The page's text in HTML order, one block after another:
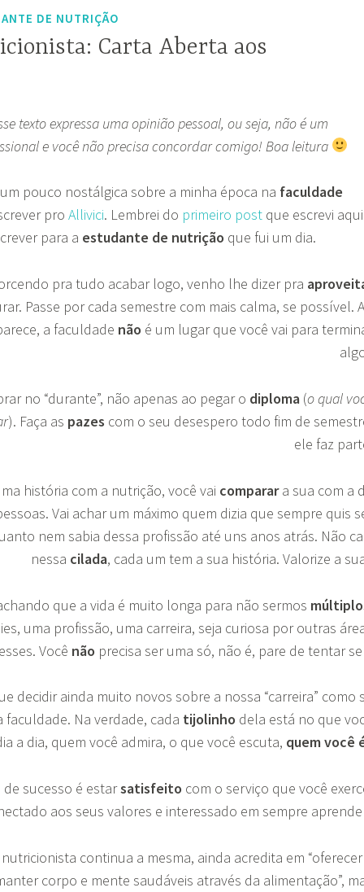
DE NUTRIÇÃO
Carta Aberta aos
texto expressa uma opinião pessoal, ou seja, não é um
e você não precisa concordar comigo! Boa leitura
pouco nostálgica sobre a minha época na faculdade
pro Allivici. Lembrei do primeiro post que escrevi aqui
para a estudante de nutrição que fui um dia.
pra tudo acabar logo, venho lhe dizer pra
Passe por cada semestre com mais calma, se possível.
a faculdade não é um lugar que você vai para
no “durante”, não apenas ao pegar o diploma (o qual
). Faça as pazes com o seu desespero todo fim de
ele faz
história com a nutrição, você vai comparara sua com a
Vai achar um máximo quem dizia que sempre quis
nem sabia dessa profissão até uns anos atrás. Não
nessa cilada, cada um tem a sua história. Valorize a
que a vida é muito longa para não sermos
uma profissão, uma carreira, seja curiosa por outras
Você não precisa ser uma só, não é, pare de tentar
decidir ainda muito novos sobre a nossa “carreira” como
faculdade. Na verdade, cada tijolinho dela está no que
a dia, quem você admira, o que você escuta, quem você
de sucesso é estarsatisfeito com o serviço que você
aos seus valores e interessado em sempre
continua a mesma, ainda acredita em
corpo e mente saudáveis através da alimentação”,